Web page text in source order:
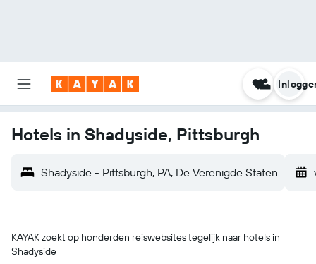
Hotels in Shadyside, Pittsburgh
Shadyside - Pittsburgh, PA, De Verenigde Staten
KAYAK zoekt op honderden reiswebsites tegelijk naar hotels in
Shadyside